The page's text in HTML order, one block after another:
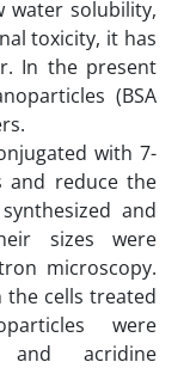
water solubility,
toxicity, it has
In the present
(BSA
with 7-
and reduce the
and
sizes were
microscopy.
the cells treated
were
acridine